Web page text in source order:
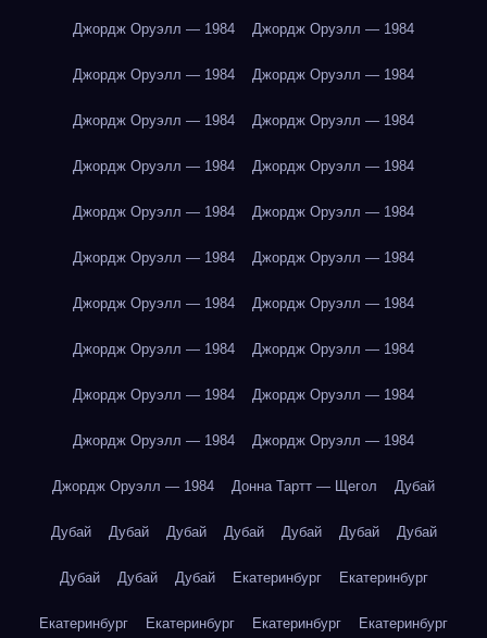
Джордж Оруэлл — 1984 Джордж Оруэлл — 1984
Джордж Оруэлл — 1984 Джордж Оруэлл — 1984
Джордж Оруэлл — 1984 Джордж Оруэлл — 1984
Джордж Оруэлл — 1984 Джордж Оруэлл — 1984
Джордж Оруэлл — 1984 Джордж Оруэлл — 1984
Джордж Оруэлл — 1984 Джордж Оруэлл — 1984
Джордж Оруэлл — 1984 Джордж Оруэлл — 1984
Джордж Оруэлл — 1984 Джордж Оруэлл — 1984
Джордж Оруэлл — 1984 Джордж Оруэлл — 1984
Джордж Оруэлл — 1984 Джордж Оруэлл — 1984
Джордж Оруэлл — 1984 Донна Тартт — Щегол Дубай
Дубай Дубай Дубай Дубай Дубай Дубай Дубай
Дубай Дубай Дубай Екатеринбург Екатеринбург
Екатеринбург Екатеринбург Екатеринбург Екатеринбург